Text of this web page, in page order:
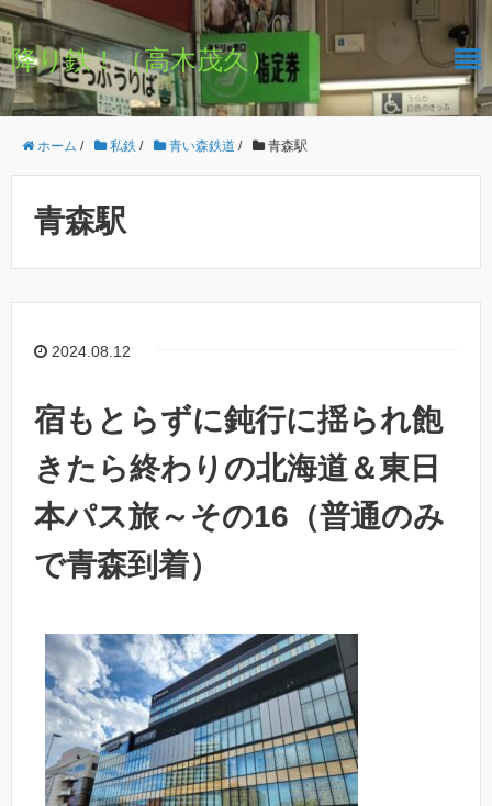
降り鉄！（高木茂久）
ホーム / 私鉄 / 青い森鉄道 / 青森駅
青森駅
2024.08.12
宿もとらずに鈍行に揺られ飽
きたら終わりの北海道＆東日
本パス旅～その16（普通のみ
で青森到着）